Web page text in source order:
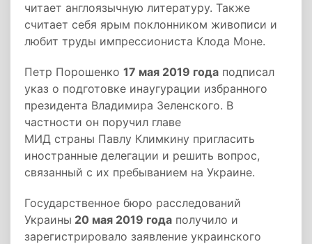
читает англоязычную литературу. Также
считает себя ярым поклонником живописи и
любит труды импрессиониста Клода Моне.
Петр Порошенко 17 мая 2019 года подписал
указ о подготовке инаугурации избранного
президента Владимира Зеленского. В
частности он поручил главе
МИД страны Павлу Климкину пригласить
иностранные делегации и решить вопрос,
связанный с их пребыванием на Украине.
Государственное бюро расследований
Украины 20 мая 2019 года получило и
зарегистрировало заявление украинского